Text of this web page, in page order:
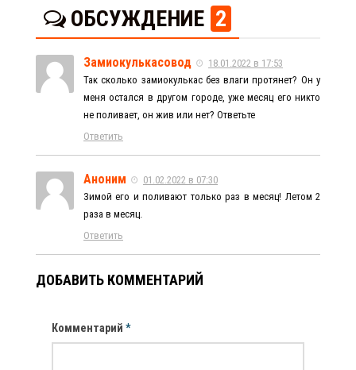
ОБСУЖДЕНИЕ 2
Замиокулькасовод
18.01.2022 в 17:53
Так сколько замиокулькас без влаги протянет? Он у
меня остался в другом городе, уже месяц его никто
не поливает, он жив или нет? Ответьте
Ответить
Аноним
01.02.2022 в 07:30
Зимой его и поливают только раз в месяц! Летом 2
раза в месяц.
Ответить
ДОБАВИТЬ КОММЕНТАРИЙ
Комментарий *